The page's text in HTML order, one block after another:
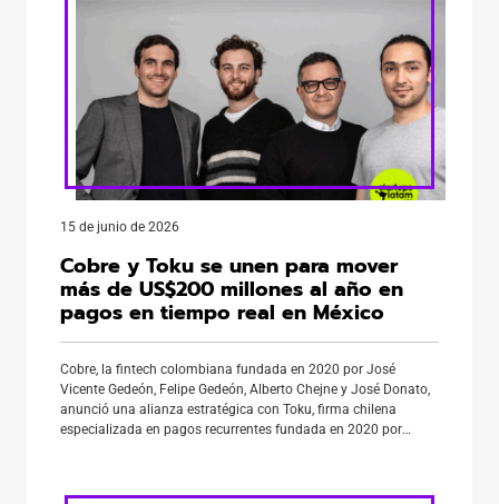
15 de junio de 2026
Cobre y Toku se unen para mover
más de US$200 millones al año en
pagos en tiempo real en México
Cobre, la fintech colombiana fundada en 2020 por José
Vicente Gedeón, Felipe Gedeón, Alberto Chejne y José Donato,
anunció una alianza estratégica con Toku, firma chilena
especializada en pagos recurrentes fundada en 2020 por